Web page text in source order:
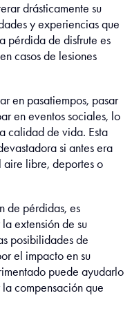
drásticamente su
y experiencias que
pérdida de disfrute es
casos de lesiones
en pasatiempos, pasar
en eventos sociales, lo
calidad de vida. Esta
si antes era
libre, deportes o
de pérdidas, es
extensión de su
posibilidades de
el impacto en su
puede ayudarlo
compensación que